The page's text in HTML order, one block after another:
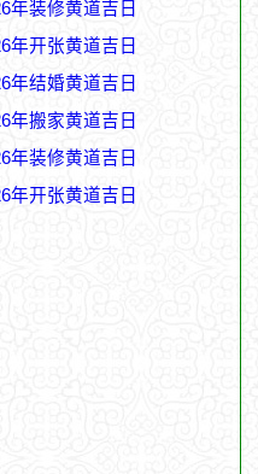
年装修黄道吉日
年开张黄道吉日
年结婚黄道吉日
年搬家黄道吉日
年装修黄道吉日
年开张黄道吉日